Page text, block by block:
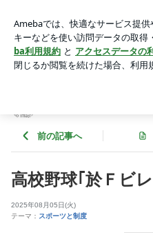
アプリをダウンロードして ブロ
ょう。
前の記事へ
高校野球｢於Ｆビ
2025年08月05日(火)
テーマ： スポーツと制度